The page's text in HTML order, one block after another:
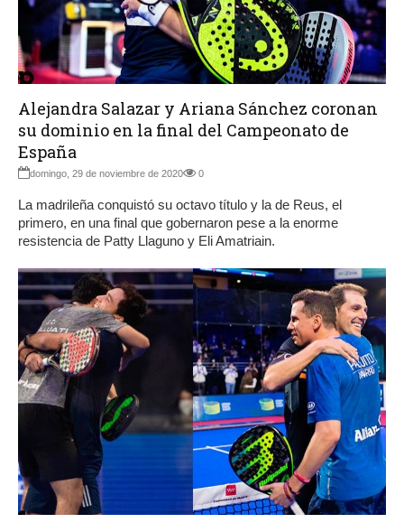
Alejandra Salazar y Ariana Sánchez coronan
su dominio en la final del Campeonato de
España
domingo, 29 de noviembre de 2020 0
La madrileña conquistó su octavo título y la de Reus, el
primero, en una final que gobernaron pese a la enorme
resistencia de Patty Llaguno y Eli Amatriain.